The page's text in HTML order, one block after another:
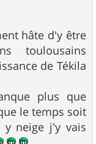
hâte d'y être
toulousains
de Tékila
plus que
le temps soit
neige j'y vais